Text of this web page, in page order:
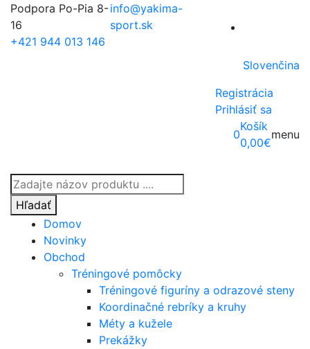
Podpora Po-Pia 8-
16
+421 944 013 146
info@yakima-
sport.sk
Slovenčina
Registrácia
Prihlásiť sa
Products
search
Hľadať
0
Košík
0,00€
menu
Domov
Novinky
Obchod
Tréningové pomôcky
Tréningové figuríny a odrazové steny
Koordinačné rebríky a kruhy
Méty a kužele
Prekážky